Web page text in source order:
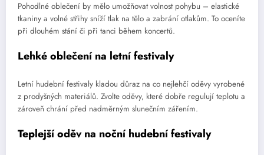
Pohodlné oblečení by mělo umožňovat volnost pohybu – elastické
tkaniny a volné střihy sníží tlak na tělo a zabrání otlakům. To oceníte
při dlouhém stání či při tanci během koncertů.
Lehké oblečení na letní festivaly
Letní hudební festivaly kladou důraz na co nejlehčí oděvy vyrobené
z prodyšných materiálů. Zvolte oděvy, které dobře regulují teplotu a
zároveň chrání před nadměrným slunečním zářením.
Teplejší oděv na noční hudební festivaly